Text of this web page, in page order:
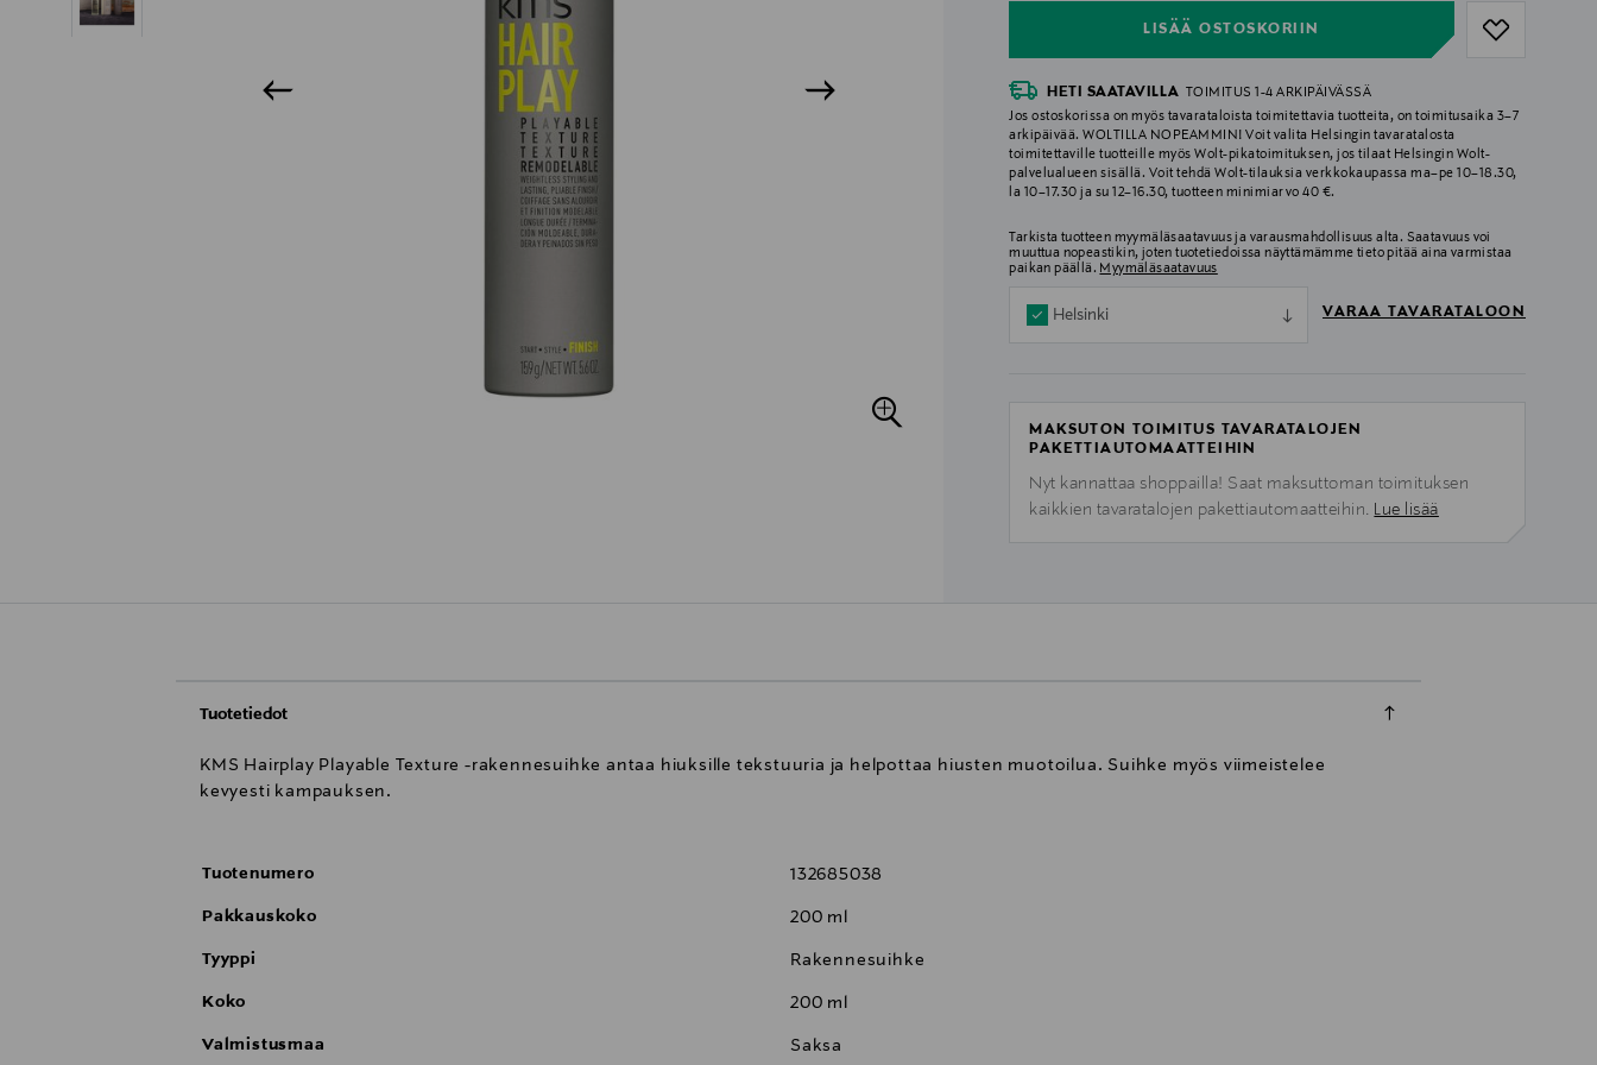
LISÄÄ OSTOSKORIIN
HETI SAATAVILLA
TOIMITUS 1-4 ARKIPÄIVÄSSÄ
Jos ostoskorissa on myös tavarataloista toimitettavia tuotteita, on toimitusaika 3–7
arkipäivää. WOLTILLA NOPEAMMIN! Voit valita Helsingin tavaratalosta
toimitettaville tuotteille myös Wolt-pikatoimituksen, jos tilaat Helsingin Wolt-
palvelualueen sisällä. Voit tehdä Wolt-tilauksia verkkokaupassa ma–pe 10–18.30,
la 10–17.30 ja su 12–16.30, tuotteen minimiarvo 40 €.
Tarkista tuotteen myymäläsaatavuus ja varausmahdollisuus alta. Saatavuus voi
muuttua nopeastikin, joten tuotetiedoissa näyttämämme tieto pitää aina varmistaa
paikan päällä. Myymäläsaatavuus
Helsinki VARAA TAVARATALOON
MAKSUTON TOIMITUS TAVARATALOJEN
PAKETTIAUTOMAATTEIHIN
Nyt kannattaa shoppailla! Saat maksuttoman toimituksen
kaikkien tavaratalojen pakettiautomaatteihin. Lue lisää
Tuotetiedot
KMS Hairplay Playable Texture -rakennesuihke antaa hiuksille tekstuuria ja helpottaa hiusten muotoilua. Suihke myös viimeistelee
kevyesti kampauksen.
Tuotenumero 132685038
Pakkauskoko 200 ml
Tyyppi Rakennesuihke
Koko 200 ml
Valmistusmaa Saksa